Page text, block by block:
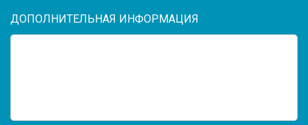
ДОПОЛНИТЕЛЬНАЯ ИНФОРМАЦИЯ